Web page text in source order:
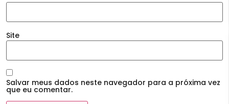
Site
Salvar meus dados neste navegador para a próxima vez
que eu comentar.